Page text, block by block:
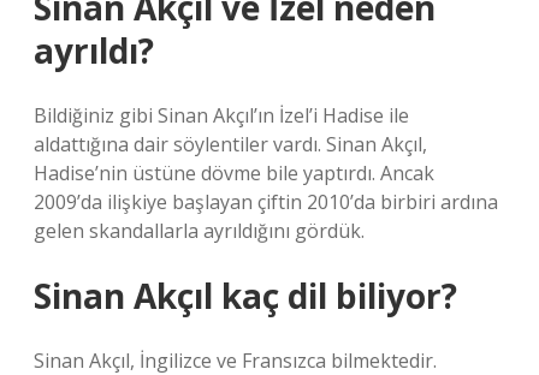
ayrıldı?
Bildiğiniz gibi Sinan Akçıl’ın İzel’i Hadise ile
aldattığına dair söylentiler vardı. Sinan Akçıl,
Hadise’nin üstüne dövme bile yaptırdı. Ancak
2009’da ilişkiye başlayan çiftin 2010’da birbiri ardına
gelen skandallarla ayrıldığını gördük.
Sinan Akçıl kaç dil biliyor?
Sinan Akçıl, İngilizce ve Fransızca bilmektedir.